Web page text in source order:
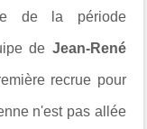
de la période
de Jean-René
recrue pour
n'est pas allée